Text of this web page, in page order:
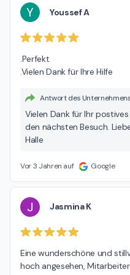
Y Youssef A
.Perfekt
.Vielen Dank für Ihre Hilfe
Antwort des Unternehmens
Vielen Dank für Ihr
den nächsten Besuch.
Halle
Vor 3 Jahren auf Google
J Jasmina K
Eine wunderschöne und
hoch angesehen,